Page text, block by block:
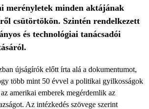
merényletek minden aktájának
csütörtökön. Szintén rendelkezett
és technológiai tanácsadói
újságírók előtt írta alá a dokumentumot,
több mint 50 évvel a politikai gyilkosságok
amerikai emberek megérdemlik az
Az intézkedés szövege szerint